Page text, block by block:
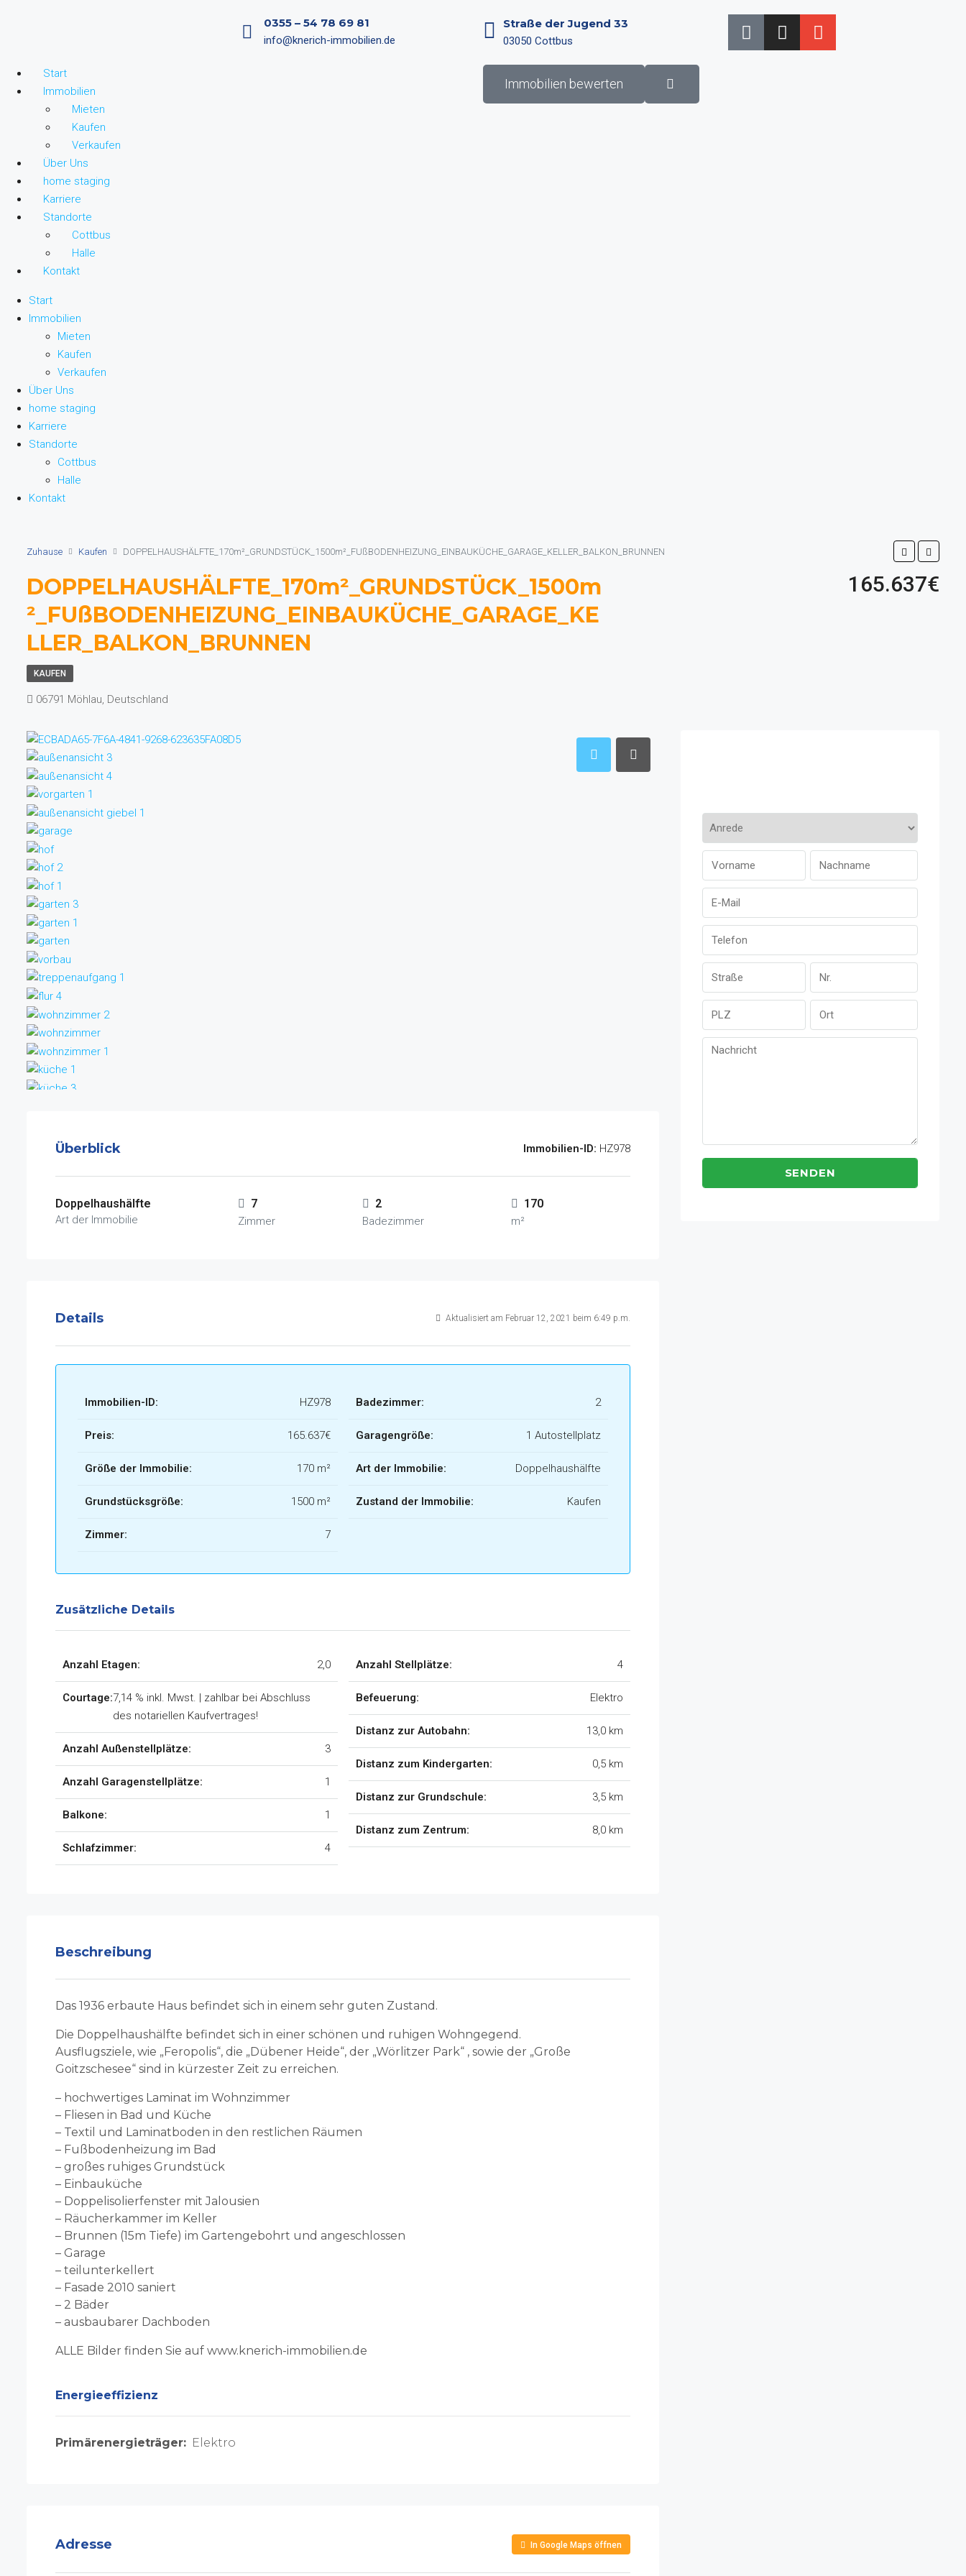
0355 – 54 78 69 81
info@knerich-immobilien.de
Straße der Jugend 33
03050 Cottbus
Start
Immobilien
Mieten
Kaufen
Verkaufen
Über Uns
home staging
Karriere
Standorte
Cottbus
Halle
Kontakt
Start
Immobilien
Mieten
Kaufen
Verkaufen
Über Uns
home staging
Karriere
Standorte
Cottbus
Halle
Kontakt
Immobilien bewerten
Zuhause Kaufen DOPPELHAUSHÄLFTE_170m²_GRUNDSTÜCK_1500m²_FUßBODENHEIZUNG_EINBAUKÜCHE_GARAGE_KELLER_BALKON_BRUNNEN
DOPPELHAUSHÄLFTE_170m²_GRUNDSTÜCK_1500m
²_FUßBODENHEIZUNG_EINBAUKÜCHE_GARAGE_KE
LLER_BALKON_BRUNNEN
165.637€
KAUFEN
06791 Möhlau, Deutschland
Überblick Immobilien-ID: HZ978
Doppelhaushälfte
Art der Immobilie
7
Zimmer
2
Badezimmer
170
m²
Details Aktualisiert am Februar 12, 2021 beim 6:49 p.m.
Immobilien-ID: HZ978
Preis: 165.637€
Größe der Immobilie: 170 m²
Grundstücksgröße: 1500 m²
Zimmer: 7
Badezimmer: 2
Garagengröße: 1 Autostellplatz
Art der Immobilie: Doppelhaushälfte
Zustand der Immobilie: Kaufen
Zusätzliche Details
Anzahl Etagen: 2,0
Courtage:7,14 % inkl. Mwst. | zahlbar bei Abschluss
des notariellen Kaufvertrages!
Anzahl Außenstellplätze: 3
Anzahl Garagenstellplätze: 1
Balkone: 1
Schlafzimmer: 4
Anzahl Stellplätze: 4
Befeuerung: Elektro
Distanz zur Autobahn: 13,0 km
Distanz zum Kindergarten: 0,5 km
Distanz zur Grundschule: 3,5 km
Distanz zum Zentrum: 8,0 km
Beschreibung
Das 1936 erbaute Haus befindet sich in einem sehr guten Zustand.
Die Doppelhaushälfte befindet sich in einer schönen und ruhigen Wohngegend.
Ausflugsziele, wie „Feropolis“, die „Dübener Heide“, der „Wörlitzer Park“ , sowie der „Große
Goitzschesee“ sind in kürzester Zeit zu erreichen.
– hochwertiges Laminat im Wohnzimmer
– Fliesen in Bad und Küche
– Textil und Laminatboden in den restlichen Räumen
– Fußbodenheizung im Bad
– großes ruhiges Grundstück
– Einbauküche
– Doppelisolierfenster mit Jalousien
– Räucherkammer im Keller
– Brunnen (15m Tiefe) im Gartengebohrt und angeschlossen
– Garage
– teilunterkellert
– Fasade 2010 saniert
– 2 Bäder
– ausbaubarer Dachboden
ALLE Bilder finden Sie auf www.knerich-immobilien.de
Energieeffizienz
Primärenergieträger: Elektro
Adresse In Google Maps öffnen